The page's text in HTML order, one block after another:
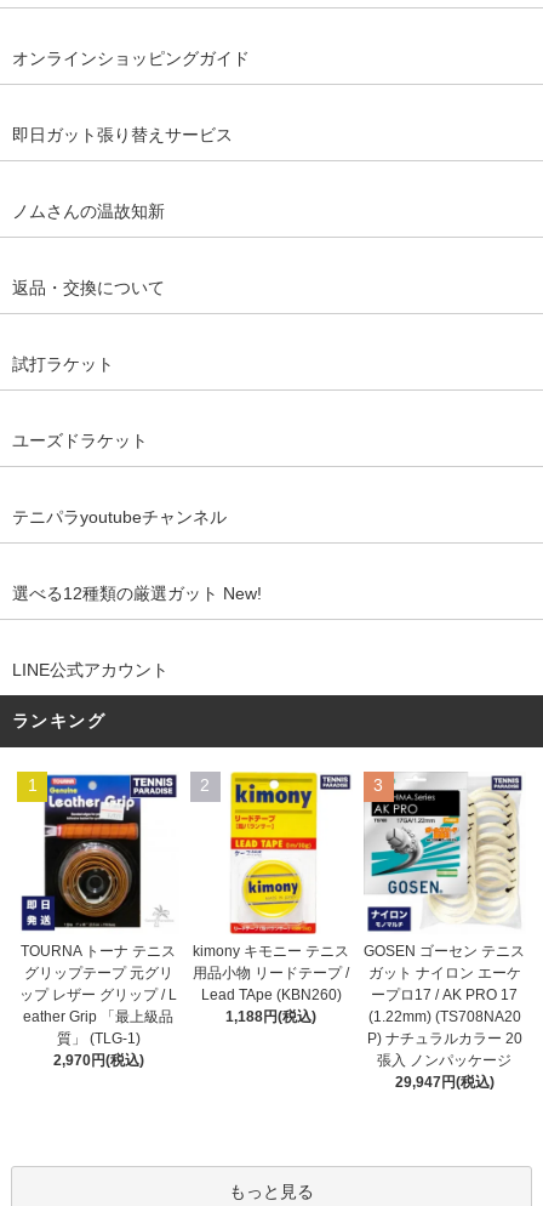
オンラインショッピングガイド
即日ガット張り替えサービス
ノムさんの温故知新
返品・交換について
試打ラケット
ユーズドラケット
テニパラyoutubeチャンネル
選べる12種類の厳選ガット New!
LINE公式アカウント
ランキング
1
TOURNA トーナ テニス
グリップテープ 元グリ
ップ レザー グリップ / L
eather Grip 「最上級品
質」 (TLG-1)
2,970円(税込)
2
kimony キモニー テニス
用品小物 リードテープ /
Lead TApe (KBN260)
1,188円(税込)
3
GOSEN ゴーセン テニス
ガット ナイロン エーケ
ープロ17 / AK PRO 17
(1.22mm) (TS708NA20
P) ナチュラルカラー 20
張入 ノンパッケージ
29,947円(税込)
もっと見る